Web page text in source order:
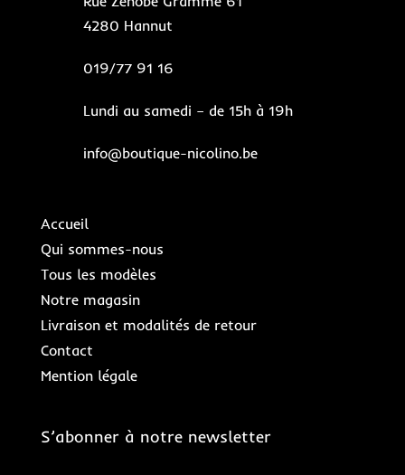
4280 Hannut
019/77 91 16
Lundi au samedi – de 15h à 19h
info@boutique-nicolino.be
Accueil
Qui sommes-nous
Tous les modèles
Notre magasin
Livraison et modalités de retour
Contact
Mention légale
S’abonner à notre newsletter